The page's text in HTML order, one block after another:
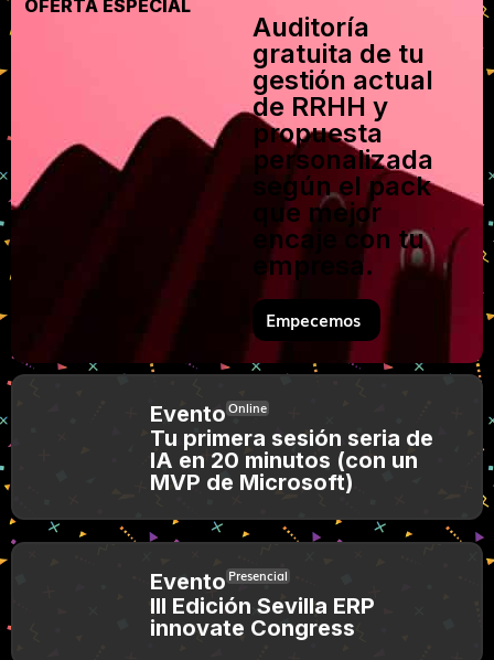
OFERTA ESPECIAL
Auditoría
gratuita de tu
gestión actual
de RRHH y
propuesta
personalizada
según el pack
que mejor
encaje con tu
empresa.
Empecemos
EventoOnline
Tu primera sesión seria de
IA en 20 minutos (con un
MVP de Microsoft)
EventoPresencial
III Edición Sevilla ERP
innovate Congress